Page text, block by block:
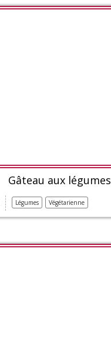
Gâteau aux légumes
Légumes Végétarienne